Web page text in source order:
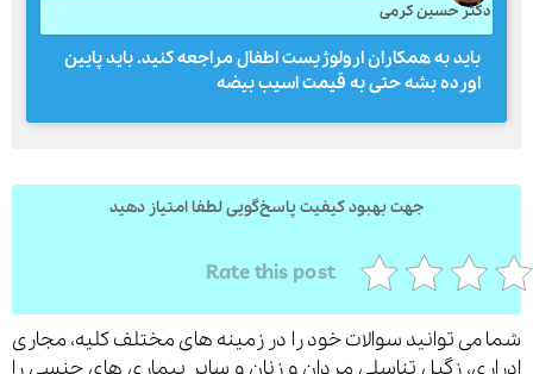
دکتر حسین کرمی
باید به همکاران ارولوژیست اطفال مراجعه کنید. باید پایین
اورده بشه حتی به قیمت اسیب بیضه
جهت بهبود کیفیت پاسخ‌گویی لطفا امتیاز دهید
Rate this post
توانید سوالات خود را در زمینه های مختلف کلیه، مجاری
ارسال
قدرت گرفته از همیارسیستم